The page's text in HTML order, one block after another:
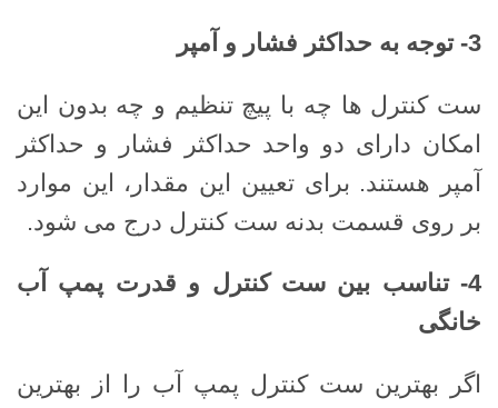
3- توجه به حداکثر فشار و آمپر
ست کنترل ها چه با پیچ تنظیم و چه بدون این
امکان دارای دو واحد حداکثر فشار و حداکثر
آمپر هستند. برای تعیین این مقدار، این موارد
بر روی قسمت بدنه ست کنترل درج می شود.
4-
تناسب بین ست کنترل و قدرت پمپ آب
خانگی
اگر بهترین ست کنترل پمپ آب را از بهترین